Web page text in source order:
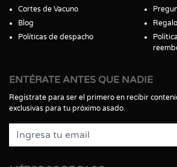
Cortes de Vacuno
Blog
Políticas de despacho
ENTÉRATE ANTES QUE NADIE
Regístrate para ser el primero en recibir
exclusivas para tu próximo asado.